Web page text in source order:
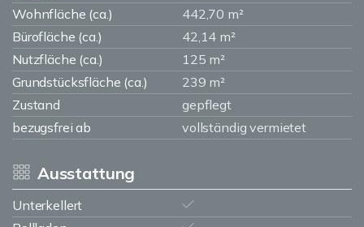
Wohnfläche (ca.)
442,70 m²
Bürofläche (ca.)
42,14 m²
Nutzfläche (ca.)
125 m²
Grundstücksfläche (ca.)
239 m²
Zustand
gepflegt
bezugsfrei ab
vollständig vermietet
Ausstattung
Unterkellert